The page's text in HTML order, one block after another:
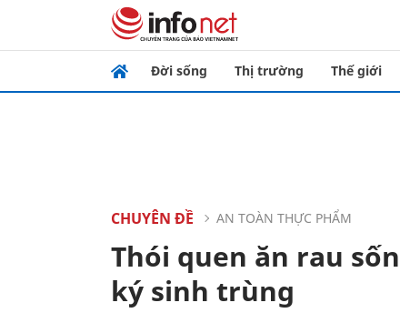
Đời sống Thị trường Thế giới
CHUYÊN ĐỀ AN TOÀN THỰC PHẨM
Thói quen ăn rau
ký sinh trùng